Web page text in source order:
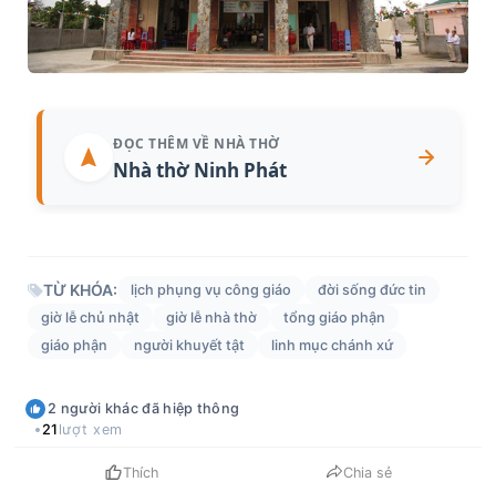
ĐỌC THÊM VỀ NHÀ THỜ
Nhà thờ Ninh Phát
TỪ KHÓA: lịch phụng vụ công giáo
đời sống đức tin
giờ lễ chủ nhật
giờ lễ nhà thờ
tổng giáo phận
giáo phận
người khuyết tật linh mục chánh xứ
2 người khác đã hiệp thông
21 lượt xem
Thích Chia sẻ